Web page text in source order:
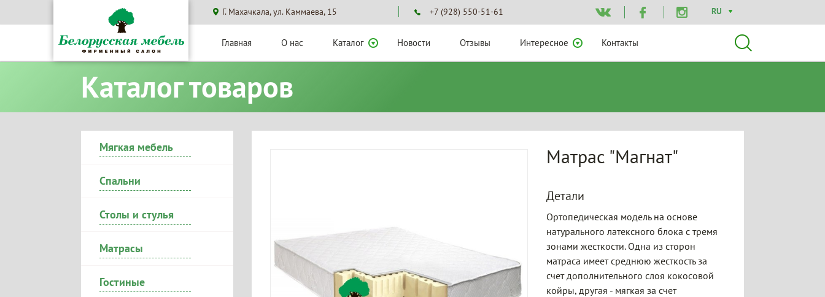
Г. Махачкала, ул. Каммаева, 15 +7 (928) 550-51-61 RU
Главная О нас Каталог Новости Отзывы Интересное Контакты
Каталог товаров
Мягкая мебель
Спальни
Столы и стулья
Матрасы
Гостиные
Матрас "Магнат"
Детали
Ортопедическая модель на основе
натурального латексного блока с тремя
зонами жесткости. Одна из сторон
матраcа имеет среднюю жесткость за
счет дополнительного слоя кокосовой
койры, другая - мягкая за счет